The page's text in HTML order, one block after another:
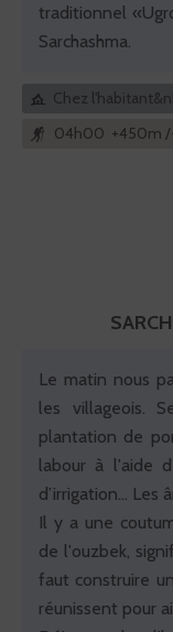
traditionnel
Sarchashma.
Chez
04h00 +450m
Le matin nous
les villageois.
plantation de
labour à l'aide
d’irrigation… Les
Il y a une
de l'ouzbek,
faut construire
réunissent pour